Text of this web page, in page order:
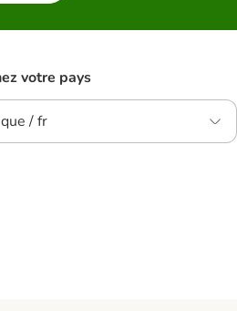
votre pays
/ fr